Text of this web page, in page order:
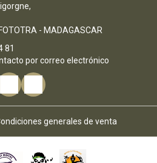
- MADAGASCAR
81
por correo electrónico
generales de venta